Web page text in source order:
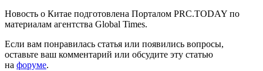
Новость о Китае подготовлена Порталом PRC.TODAY по
материалам агентства Global Times.
Если вам понравилась статья или появились вопросы,
оставьте ваш комментарий или обсудите эту статью
на форуме.